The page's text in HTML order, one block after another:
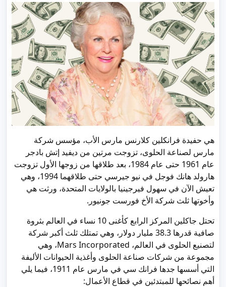
هي حفيدة فرانكلين كلارنس مارس الأب، مؤسس شركة
مارس لصناعة الحلوى، تزوجت مرتين من ديفيد إتش بادجر
عام 1961 حتى عام 1984، بعد طلاقها من زوجها الأول تزوجت
هارولد هانك فوجل في نيو جيرسي حتى طلاقهما 1994، وهي
تعيش الآن في سهول فيرجينيا بالولايات المتحدة، ورثت هي
وأخوتها ثلث شركة الأخ فورست جونيور.
تحتل جاكلين المركز الرابع كأغنى 10 نساء في العالم بثروة
صافية قدرها 38.3 مليار دولار، وهي تمتلك ثلث أكبر شركة
لتصنيع الحلوى في العالم، Mars Incorporated، وهي
مجموعة من شركات صناعة الحلوى وأغذية الحيوانات الأليفة
التي أسسها جدها فرانك سي في مارس عام 1911، فيما يلي
أهم نصائحها للمبتدئين في قطاع الأعمال: